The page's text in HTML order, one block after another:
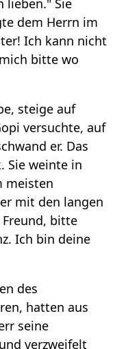
lieben." Sie
dem Herrn im
Ich kann nicht
bitte wo
steige auf
versuchte, auf
er. Das
Sie weinte in
meisten
mit den langen
bitte
Ich bin deine
des
hatten aus
seine
verzweifelt